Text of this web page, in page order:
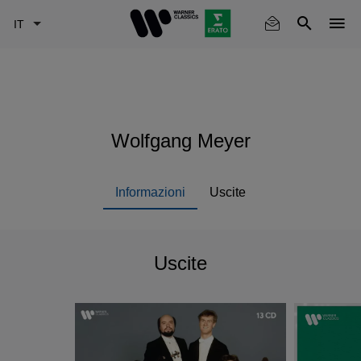
Wolfgang Meyer
Informazioni Uscite
Uscite